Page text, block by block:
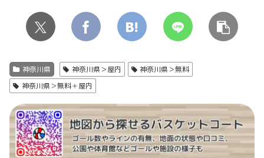
神奈川県 神奈川県＞屋内
神奈川県＞無料
神奈川県＞無料＋屋内